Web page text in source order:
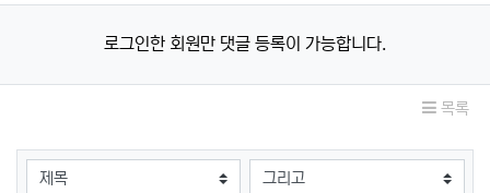
로그인한 회원만 댓글 등록이 가능합니다.
목록
검색대상